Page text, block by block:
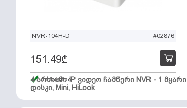
NVR-104H-D #02876
4 არხიანი IP ვიდეო ჩამწერი NVR - 1 მყარი
დისკი, Mini, HiLook
151.49₾
მარაგშია